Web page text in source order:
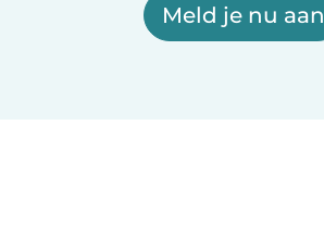
Meld je nu aan